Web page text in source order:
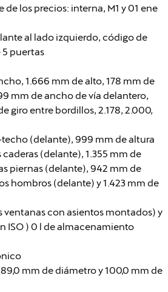
los precios: interna, M1 y 01 ene
al lado izquierdo, código de
puertas
1.666 mm de alto, 178 mm de
mm de ancho de vía delantero,
giro entre bordillos, 2.178, 2.000,
(delante), 999 mm de altura
(delante), 1.355 mm de
piernas (delante), 942 mm de
hombros (delante) y 1.423 mm de
ventanas con asientos montados) y
ISO ) 0 l de almacenamiento
mm de diámetro y 100,0 mm de